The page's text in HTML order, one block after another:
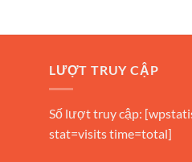
LƯỢT TRUY CẬP
Số lượt truy cập:
stat=visits time=total]